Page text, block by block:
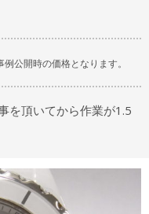
公開時の価格となります。
を頂いてから作業が1.5